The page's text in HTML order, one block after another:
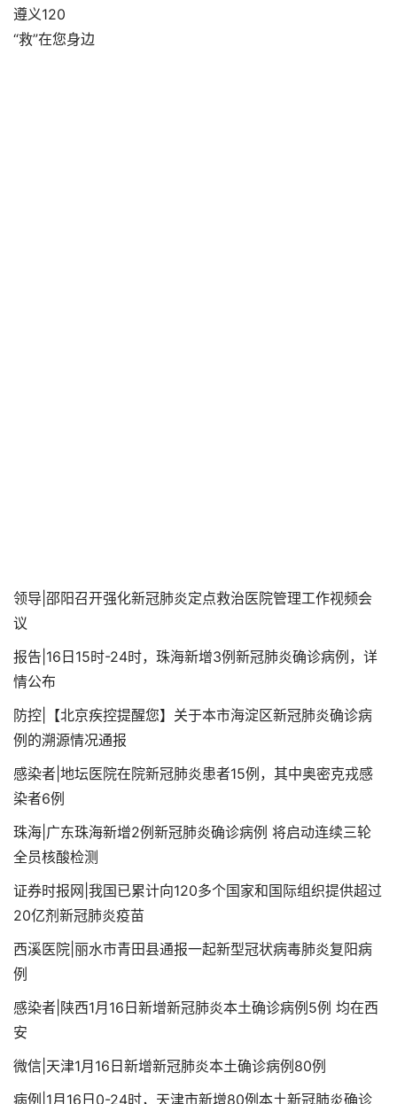
遵义120
“救”在您身边
领导|邵阳召开强化新冠肺炎定点救治医院管理工作视频会
议
报告|16日15时-24时，珠海新增3例新冠肺炎确诊病例，详
情公布
防控|【北京疾控提醒您】关于本市海淀区新冠肺炎确诊病
例的溯源情况通报
感染者|地坛医院在院新冠肺炎患者15例，其中奥密克戎感
染者6例
珠海|广东珠海新增2例新冠肺炎确诊病例 将启动连续三轮
全员核酸检测
证券时报网|我国已累计向120多个国家和国际组织提供超过
20亿剂新冠肺炎疫苗
西溪医院|丽水市青田县通报一起新型冠状病毒肺炎复阳病
例
感染者|陕西1月16日新增新冠肺炎本土确诊病例5例 均在西
安
微信|天津1月16日新增新冠肺炎本土确诊病例80例
病例|1月16日0-24时，天津市新增80例本土新冠肺炎确诊